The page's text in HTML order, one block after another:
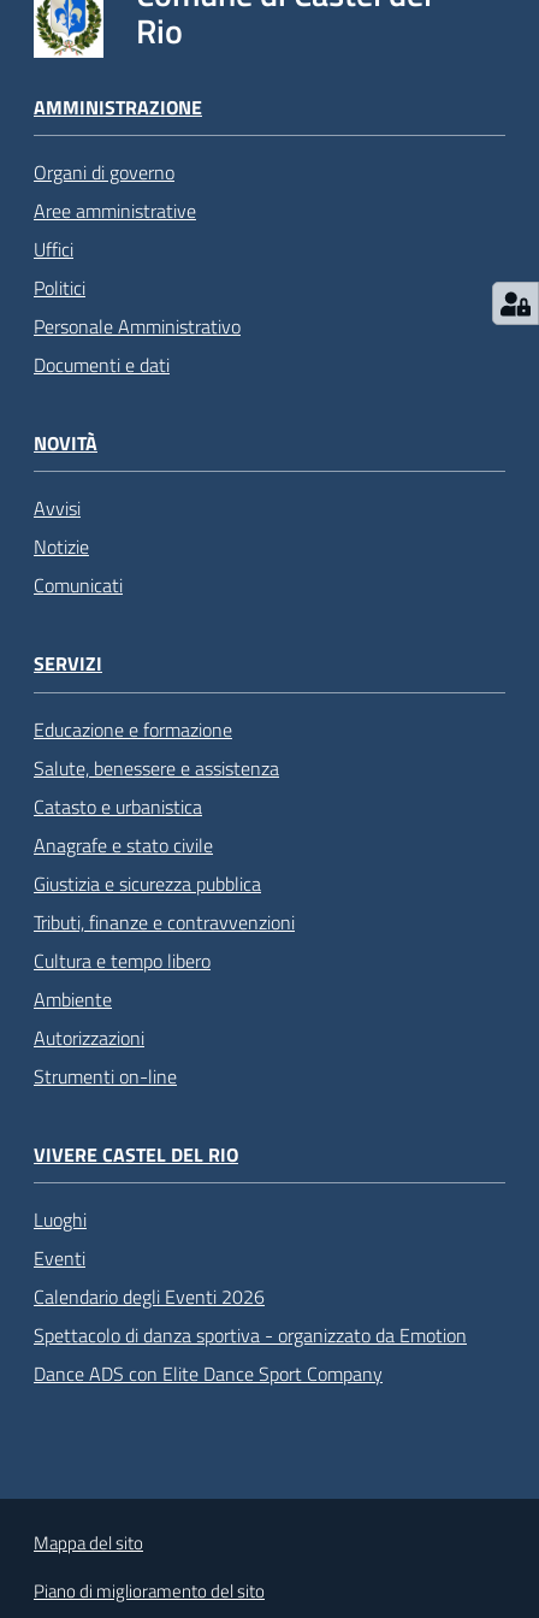
Rio
AMMINISTRAZIONE
Organi di governo
Aree amministrative
Uffici
Politici
Personale Amministrativo
Documenti e dati
NOVITÀ
Avvisi
Notizie
Comunicati
SERVIZI
Educazione e formazione
Salute, benessere e assistenza
Catasto e urbanistica
Anagrafe e stato civile
Giustizia e sicurezza pubblica
Tributi, finanze e contravvenzioni
Cultura e tempo libero
Ambiente
Autorizzazioni
Strumenti on-line
VIVERE CASTEL DEL RIO
Luoghi
Eventi
Calendario degli Eventi 2026
Spettacolo di danza sportiva - organizzato da Emotion
Dance ADS con Elite Dance Sport Company
Mappa del sito
Piano di miglioramento del sito